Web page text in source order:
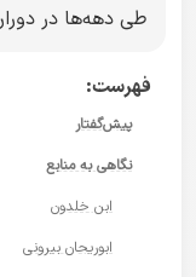
طی دهه‌ها در
فهرست:
پیش‌گفتار
نگاهی به منابع
ابن خلدون
ابوریحان بیرونی